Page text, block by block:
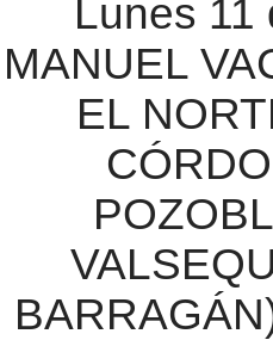
Lunes 11
MANUEL
EL